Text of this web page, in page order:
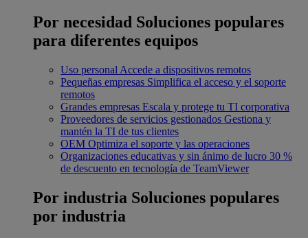
Por necesidad Soluciones populares
para diferentes equipos
Uso personal Accede a dispositivos remotos
Pequeñas empresas Simplifica el acceso y el soporte
remotos
Grandes empresas Escala y protege tu TI corporativa
Proveedores de servicios gestionados Gestiona y
mantén la TI de tus clientes
OEM Optimiza el soporte y las operaciones
Organizaciones educativas y sin ánimo de lucro 30 %
de descuento en tecnología de TeamViewer
Por industria Soluciones populares
por industria